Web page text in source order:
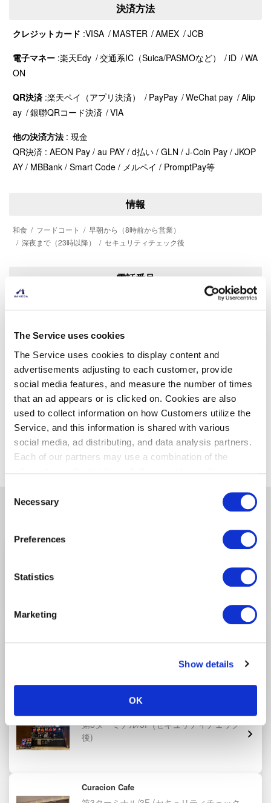
The Service uses cookies
The Service uses cookies to display content and
advertisements adjusting to each customer, provide
social media features, and measure the number of times
that an ad appears or is clicked on. Cookies are also
used to collect information on how Customers utilize the
Service, and this information is shared with various
social media, ad distributing, and data analysis partners.
Each of our partners may use a combination of the
well as other information collected by our partners when
Please see
Selection
Necessary
Preferences
Statistics
Marketing
Show details
OK
決済方法
クレジットカード VISA MASTER AMEX
JCB
電子マネー 楽天Edy 交通系IC（Suica/PASMOなど） iD
WA
ON
QR決済 楽天ペイ（アプリ決済） PayPay WeChat pay
Alip
ay
銀聯QRコード決済
VIA
他の決済方法 現金
QR決済 : AEON Pay / au PAY / d払い / GLN / J-Coin Pay / JKOP
AY / MBBank / Smart Code / メルペイ / PromptPay等
情報
和食 フードコート
早朝から（8時前から営業）
深夜まで（23時以降）
セキュリティチェック後
電話番号
Webサイト
六厘舎
他のお店を探す
(セキュリティチェック
第3ターミナル/3F(セキュリティチェック
第3ターミナル/3F(セキュリティチェック
後)
Curacion Cafe